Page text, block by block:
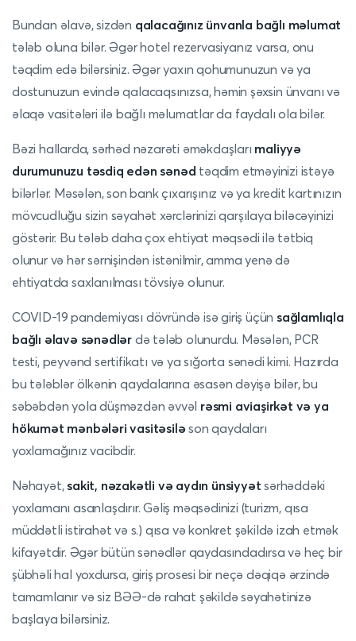
Bundan əlavə, sizdən qalacağınız ünvanla bağlı məlumat
tələb oluna bilər. Əgər hotel rezervasiyanız varsa, onu
təqdim edə bilərsiniz. Əgər yaxın qohumunuzun və ya
dostunuzun evində qalacaqsınızsa, həmin şəxsin ünvanı və
əlaqə vasitələri ilə bağlı məlumatlar da faydalı ola bilər.
Bəzi hallarda, sərhəd nəzarəti əməkdaşları maliyyə
durumunuzu təsdiq edən sənəd təqdim etməyinizi istəyə
bilərlər. Məsələn, son bank çıxarışınız və ya kredit kartınızın
mövcudluğu sizin səyahət xərclərinizi qarşılaya biləcəyinizi
göstərir. Bu tələb daha çox ehtiyat məqsədi ilə tətbiq
olunur və hər sərnişindən istənilmir, amma yenə də
ehtiyatda saxlanılması tövsiyə olunur.
COVID-19 pandemiyası dövründə isə giriş üçün sağlamlıqla
bağlı əlavə sənədlər də tələb olunurdu. Məsələn, PCR
testi, peyvənd sertifikatı və ya sığorta sənədi kimi. Hazırda
bu tələblər ölkənin qaydalarına əsasən dəyişə bilər, bu
səbəbdən yola düşməzdən əvvəl rəsmi aviaşirkət və ya
hökumət mənbələri vasitəsilə son qaydaları
yoxlamağınız vacibdir.
Nəhayət,sakit, nəzakətli və aydın ünsiyyət sərhəddəki
yoxlamanı asanlaşdırır. Gəliş məqsədinizi (turizm, qısa
müddətli istirahət və s.) qısa və konkret şəkildə izah etmək
kifayətdir. Əgər bütün sənədlər qaydasındadırsa və heç bir
şübhəli hal yoxdursa, giriş prosesi bir neçə dəqiqə ərzində
tamamlanır və siz BƏƏ-də rahat şəkildə səyahətinizə
başlaya bilərsiniz.